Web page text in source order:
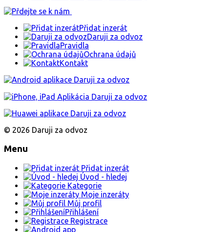
Přidat inzerát
Daruji za odvoz
Pravidla
Ochrana údajů
Kontakt
© 2026 Daruji za odvoz
Menu
Přidat inzerát
Úvod - hledej
Kategorie
Moje inzeráty
Můj profil
Přihlášení
Registrace